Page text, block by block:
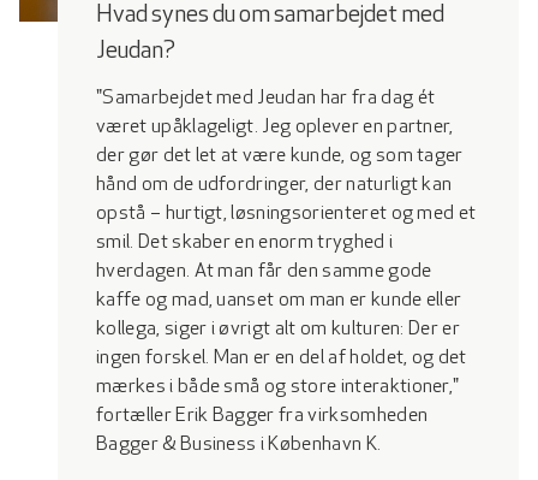
Hvad synes du om samarbejdet med
Jeudan?
"Samarbejdet med Jeudan har fra dag ét
været upåklageligt. Jeg oplever en partner,
der gør det let at være kunde, og som tager
hånd om de udfordringer, der naturligt kan
opstå – hurtigt, løsningsorienteret og med et
smil. Det skaber en enorm tryghed i
hverdagen. At man får den samme gode
kaffe og mad, uanset om man er kunde eller
kollega, siger i øvrigt alt om kulturen: Der er
ingen forskel. Man er en del af holdet, og det
mærkes i både små og store interaktioner,"
fortæller Erik Bagger fra virksomheden
Bagger & Business i København K.